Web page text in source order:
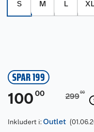
S M L
SPAR 199
100 00 29900
Inkludert i:Outlet